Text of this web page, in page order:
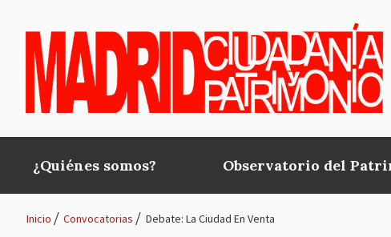
Main
navigation
¿Quiénes somos? Observatorio del
Inicio Convocatorias Debate: La Ciudad En Venta